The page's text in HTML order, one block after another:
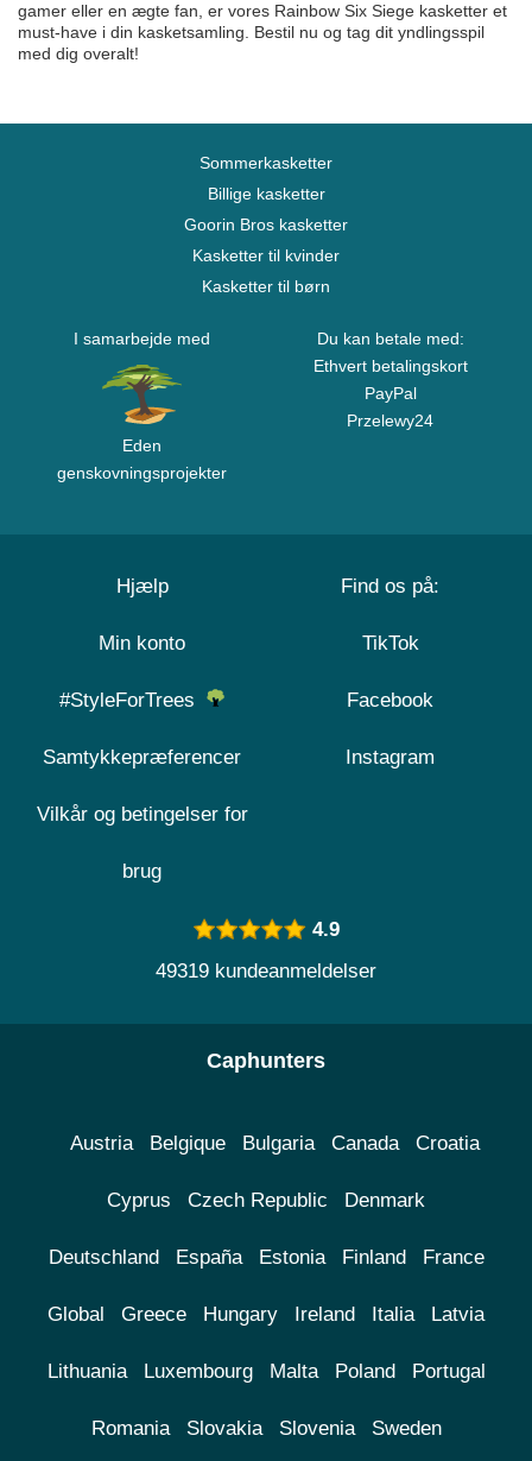
gamer eller en ægte fan, er vores Rainbow Six Siege kasketter et
must-have i din kasketsamling. Bestil nu og tag dit yndlingsspil
med dig overalt!
Sommerkasketter
Billige kasketter
Goorin Bros kasketter
Kasketter til kvinder
Kasketter til børn
I samarbejde med
Eden
genskovningsprojekter
Du kan betale med:
Ethvert betalingskort
PayPal
Przelewy24
Hjælp
Min konto
#StyleForTrees
Samtykkepræferencer
Vilkår og betingelser for
brug
Find os på:
TikTok
Facebook
Instagram
4.9
49319 kundeanmeldelser
Caphunters
Austria Belgique Bulgaria Canada Croatia
Cyprus Czech Republic Denmark
Deutschland España Estonia Finland France
Global Greece Hungary Ireland Italia Latvia
Lithuania Luxembourg Malta Poland Portugal
Romania Slovakia Slovenia Sweden